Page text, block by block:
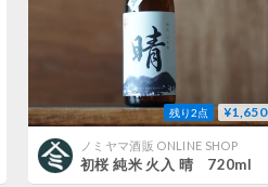
残り2点 ¥1,650
ノミヤマ酒販 ONLINE SHOP
初桜 純米 火入 晴 720ml